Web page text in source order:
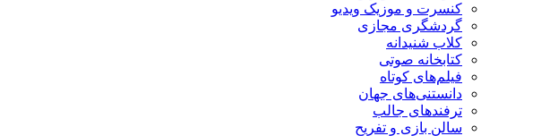
کنسرت و موزیک ویدیو
گردشگری مجازی
کلاب شنیدانه
کتابخانه صوتی
فیلم‌های کوتاه
دانستنی‌های جهان
ترفندهای جالب
سالن بازی و تفریح